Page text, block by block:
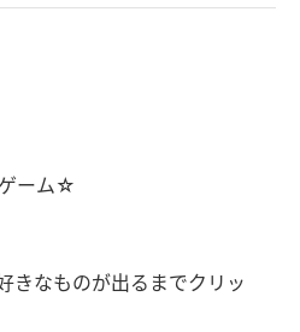
ーム☆
きなものが出るまでクリッ